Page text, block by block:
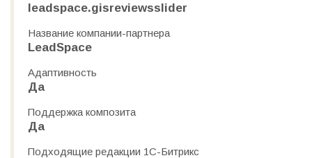
leadspace.gisreviewsslider
Название компании-партнера
LeadSpace
Адаптивность
Да
Поддержка композита
Да
Подходящие редакции 1С-Битрикс